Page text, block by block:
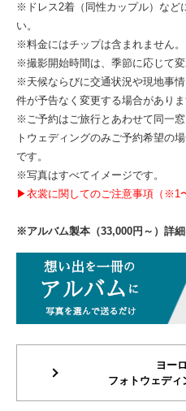
※ドレス2着（同性カップル） など
い。
※料金にはチップは含まれません。
※撮影開始時間は、季節に応じて変
※天候ならびに交通状況や現地事
件が予告なく変更する場合がありま
※ご予約はご旅行とあわせて同一
トウェディングのみご予約希望の
です。
※写真はすべてイメージです。
▶衣裳に関してのご注意事項（※1
※アルバム製本（33,000円～）詳細
ヨー
フォトウェディ